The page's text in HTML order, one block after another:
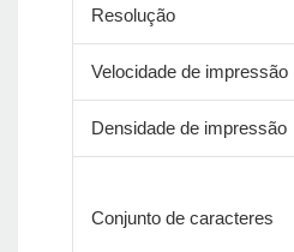
Resolução
Velocidade de impressão
Densidade de impressão
Conjunto de caracteres